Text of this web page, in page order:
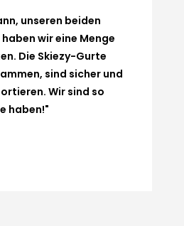
unseren beiden
wir eine Menge
Die Skiezy-Gurte
sind sicher und
Wir sind so
haben!"